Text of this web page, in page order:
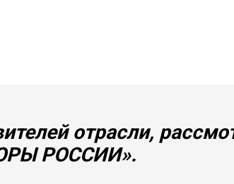
отрасли,
РОССИИ».